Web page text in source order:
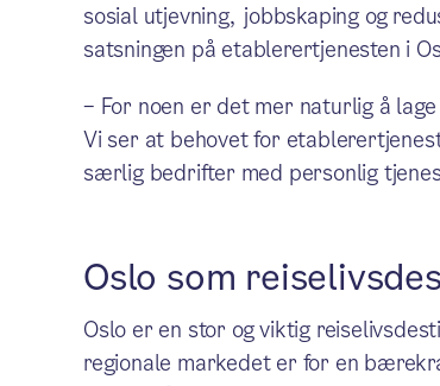
sosial utjevning, jobbskaping og
satsningen på etablerertjenesten i
– For noen er det mer naturlig å
Vi ser at behovet for
særlig bedrifter med personlig
Oslo som
Oslo er en stor og viktig
regionale markedet er for en